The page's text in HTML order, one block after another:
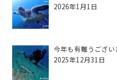
2026年1月1日
今年も有難うござい
2025年12月31日